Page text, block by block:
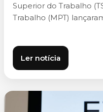
Superior do Trabalho
Trabalho (MPT)
Ler notícia